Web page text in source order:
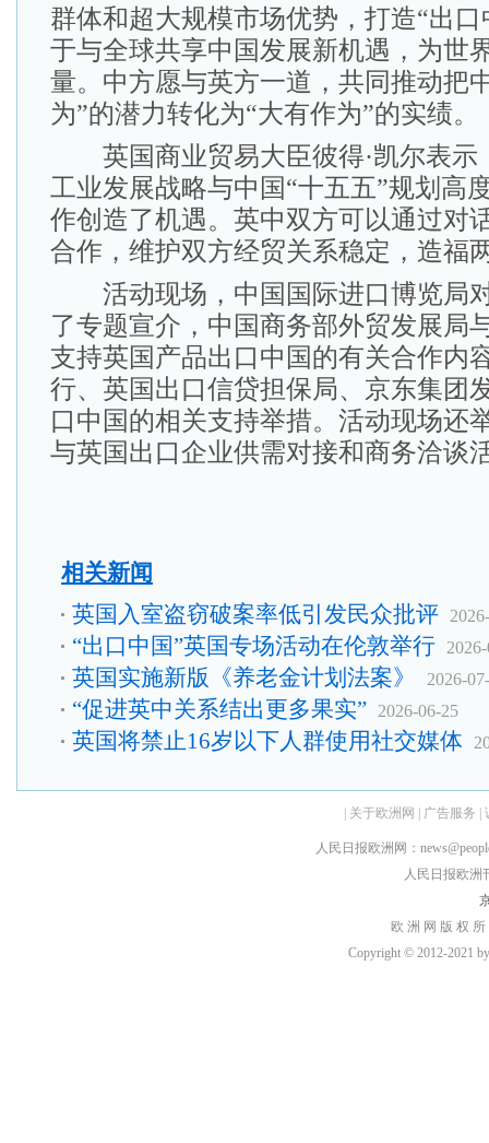
群体和超大规模市场优势，打造“出
于与全球共享中国发展新机遇，为世
量。中方愿与英方一道，共同推动把
为”的潜力转化为“大有作为”的实绩。
英国商业贸易大臣彼得·凯尔表示
工业发展战略与中国“十五五”规划高
作创造了机遇。英中双方可以通过对
合作，维护双方经贸关系稳定，造福
活动现场，中国国际进口博览局
了专题宣介，中国商务部外贸发展局
支持英国产品出口中国的有关合作内
行、英国出口信贷担保局、京东集团
口中国的相关支持举措。活动现场还
与英国出口企业供需对接和商务洽谈
相关新闻
英国入室盗窃破案率低引发民众批评
“出口中国”英国专场活动在伦敦举行
英国实施新版《养老金计划法案》 2026-
“促进英中关系结出更多果实” 2026-06-25
英国将禁止16岁以下人群使用社交媒体
关于欧洲网 广告服务
人民日报欧洲网：
人民日报欧洲
欧 洲 网 版 权
Copyright © 2012-2021